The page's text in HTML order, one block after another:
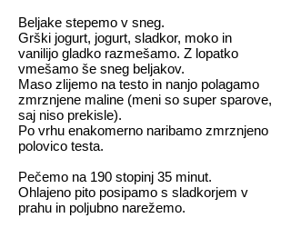
Beljake stepemo v sneg.
Grški jogurt, jogurt, sladkor, moko in
vanilijo gladko razmešamo. Z lopatko
vmešamo še sneg beljakov.
Maso zlijemo na testo in nanjo polagamo
zmrznjene maline (meni so super sparove,
saj niso prekisle).
Po vrhu enakomerno naribamo zmrznjeno
polovico testa.
Pečemo na 190 stopinj 35 minut.
Ohlajeno pito posipamo s sladkorjem v
prahu in poljubno narežemo.